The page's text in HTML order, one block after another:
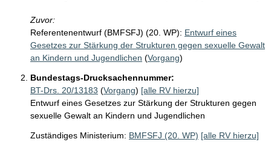
Zuvor:
Referentenentwurf (BMFSFJ) (20. WP): Entwurf eines
Gesetzes zur Stärkung der Strukturen gegen sexuelle Gewalt
an Kindern und Jugendlichen (Vorgang)
Bundestags-Drucksachennummer:
BT-Drs. 20/13183 (Vorgang) [alle RV hierzu]
Entwurf eines Gesetzes zur Stärkung der Strukturen gegen
sexuelle Gewalt an Kindern und Jugendlichen
Zuständiges Ministerium: BMFSFJ (20. WP) [alle RV hierzu]